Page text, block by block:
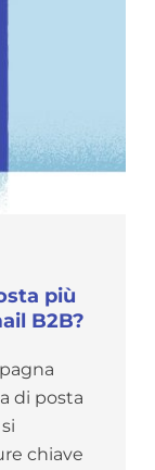
più
B2B?
di posta
chiave